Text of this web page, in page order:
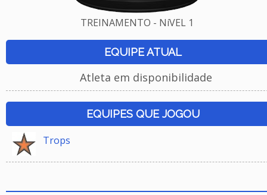
TREINAMENTO - NíVEL 1
EQUIPE ATUAL
Atleta em disponibilidade
EQUIPES QUE JOGOU
Trops